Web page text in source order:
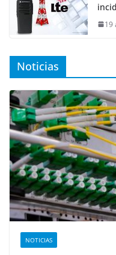
19
Noticias
NOTICIAS